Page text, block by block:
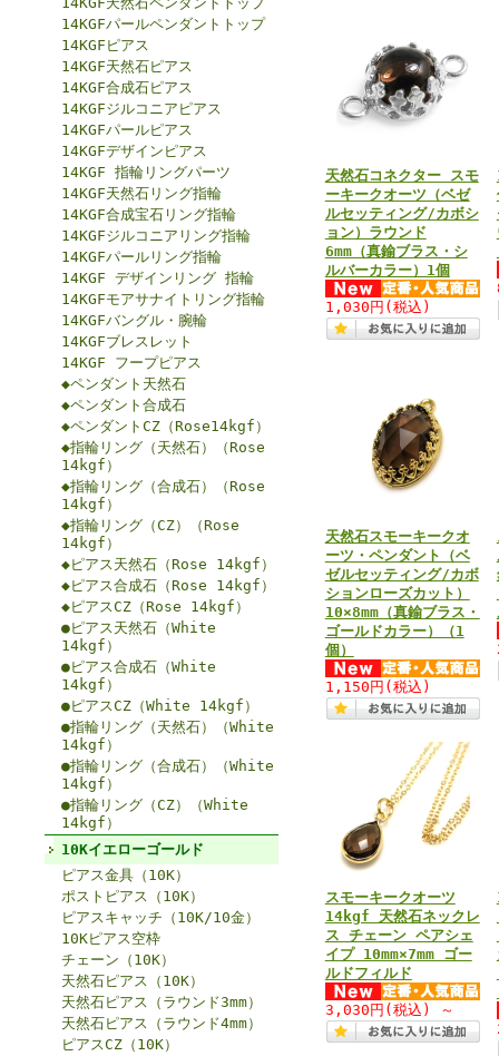
14KGFパールペンダントトップ
14KGFピアス
14KGF天然石ピアス
14KGF合成石ピアス
14KGFジルコニアピアス
14KGFパールピアス
14KGFデザインピアス
14KGF 指輪リングパーツ
14KGF天然石リング指輪
14KGF合成宝石リング指輪
14KGFジルコニアリング指輪
14KGFパールリング指輪
14KGF デザインリング 指輪
14KGFモアサナイトリング指輪
14KGFバングル・腕輪
14KGFブレスレット
14KGF フープピアス
◆ペンダント天然石
◆ペンダント合成石
◆ペンダントCZ（Rose14kgf）
◆指輪リング（天然石）（Rose
14kgf）
◆指輪リング（合成石）（Rose
14kgf）
◆指輪リング（CZ）（Rose
14kgf）
◆ピアス天然石（Rose 14kgf）
◆ピアス合成石（Rose 14kgf）
◆ピアスCZ（Rose 14kgf）
●ピアス天然石（White
14kgf）
●ピアス合成石（White
14kgf）
●ピアスCZ（White 14kgf）
●指輪リング（天然石）（White
14kgf）
●指輪リング（合成石）（White
14kgf）
●指輪リング（CZ）（White
14kgf）
10Kイエローゴールド
ピアス金具（10K）
ポストピアス（10K）
ピアスキャッチ（10K/10金）
10Kピアス空枠
チェーン（10K）
天然石ピアス（10K）
天然石ピアス（ラウンド3mm）
天然石ピアス（ラウンド4mm）
ピアスCZ（10K）
天然石コネクター スモ
ーキークオーツ（ベゼ
ルセッティング/カボシ
ョン）ラウンド
6mm（真鍮ブラス・シ
ルバーカラー）1個
1,030円 (税込)
天然石スモーキークオ
ーツ・ペンダント（ベ
ゼルセッティング/カボ
ションローズカット）
10×8mm（真鍮ブラス・
ゴールドカラー）（1
個）
1,150円 (税込)
スモーキークオーツ
14kgf 天然石ネックレ
ス チェーン ペアシェ
イプ 10mm×7mm ゴー
ルドフィルド
3,030円 (税込) ～